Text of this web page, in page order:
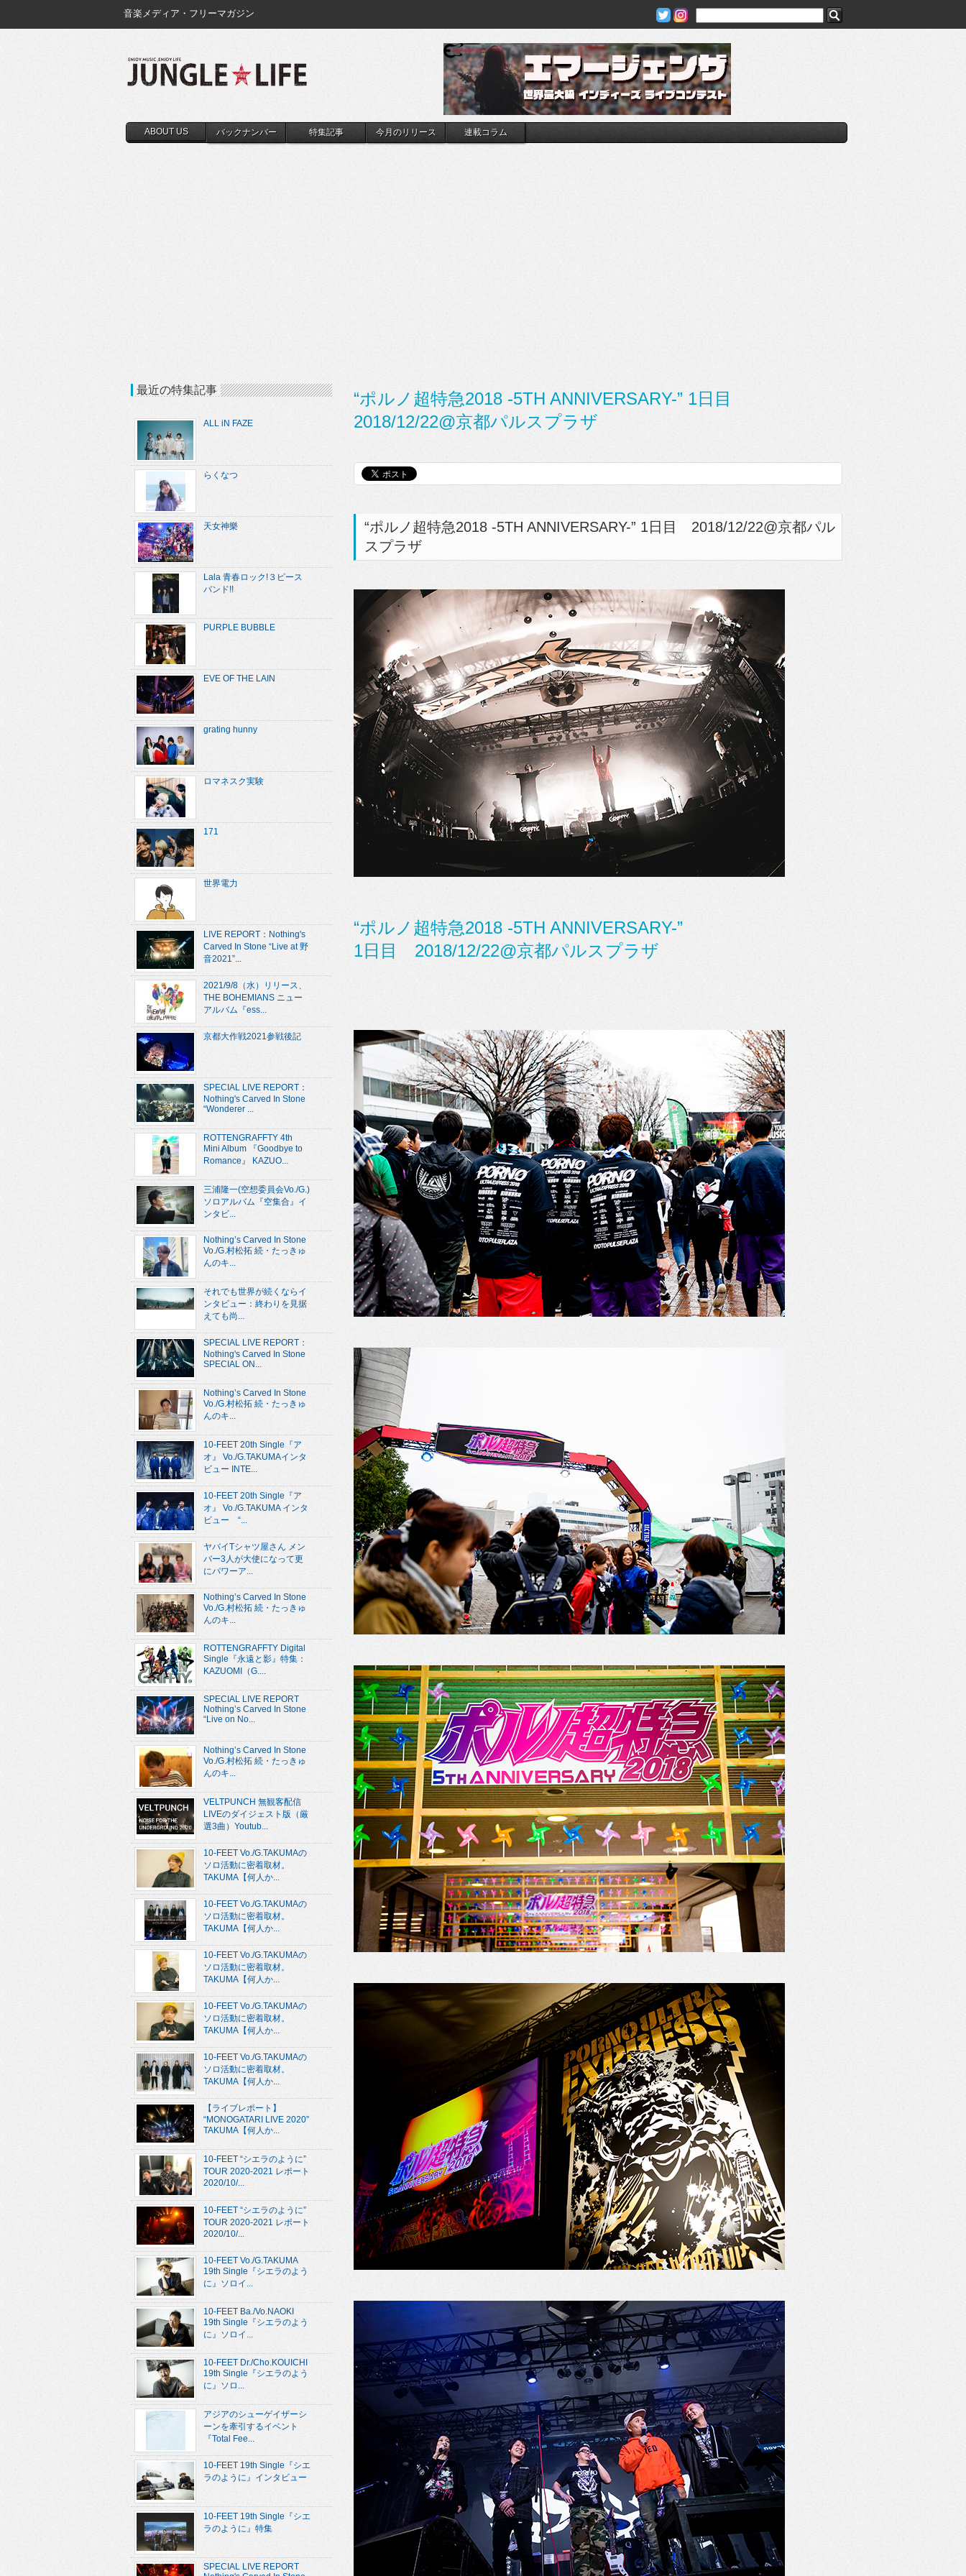
音楽メディア・フリーマガジン
ABOUT US バックナンバー 特集記事 今月のリリース 連載コラム
“ポルノ超特急2018 -5TH ANNIVERSARY-” 1日目
2018/12/22@京都パルスプラザ
“ポルノ超特急2018 -5TH ANNIVERSARY-” 1日目 2018/12/22@京都パル
スプラザ
“ポルノ超特急2018 -5TH ANNIVERSARY-”
1日目 2018/12/22@京都パルスプラザ
最近の特集記事
ALL iN FAZE
らくなつ
天女神樂
Lala 青春ロック!３ピース
バンド!!
PURPLE BUBBLE
EVE OF THE LAIN
grating hunny
ロマネスク実験
171
世界電力
LIVE REPORT：Nothing's
Carved In Stone “Live at 野
音2021”...
2021/9/8（水）リリース、
THE BOHEMIANS ニュー
アルバム『ess...
京都大作戦2021参戦後記
SPECIAL LIVE REPORT：
Nothing's Carved In Stone
“Wonderer ...
ROTTENGRAFFTY 4th
Mini Album 『Goodbye to
Romance』 KAZUO...
三浦隆一(空想委員会Vo./G.)
ソロアルバム『空集合』イ
ンタビ...
Nothing’s Carved In Stone
Vo./G.村松拓 続・たっきゅ
んのキ...
それでも世界が続くならイ
ンタビュー：終わりを見据
えても尚...
SPECIAL LIVE REPORT：
Nothing's Carved In Stone
SPECIAL ON...
Nothing’s Carved In Stone
Vo./G.村松拓 続・たっきゅ
んのキ...
10-FEET 20th Single『ア
オ』 Vo./G.TAKUMAインタ
ビュー INTE...
10-FEET 20th Single『ア
オ』 Vo./G.TAKUMA インタ
ビュー “...
ヤバイTシャツ屋さん メン
バー3人が大使になって更
にパワーア...
Nothing’s Carved In Stone
Vo./G.村松拓 続・たっきゅ
んのキ...
ROTTENGRAFFTY Digital
Single『永遠と影』特集：
KAZUOMI（G....
SPECIAL LIVE REPORT
Nothing’s Carved In Stone
“Live on No...
Nothing’s Carved In Stone
Vo./G.村松拓 続・たっきゅ
んのキ...
VELTPUNCH 無観客配信
LIVEのダイジェスト版（厳
選3曲）Youtub...
10-FEET Vo./G.TAKUMAの
ソロ活動に密着取材。
TAKUMA【何人か...
10-FEET Vo./G.TAKUMAの
ソロ活動に密着取材。
TAKUMA【何人か...
10-FEET Vo./G.TAKUMAの
ソロ活動に密着取材。
TAKUMA【何人か...
10-FEET Vo./G.TAKUMAの
ソロ活動に密着取材。
TAKUMA【何人か...
10-FEET Vo./G.TAKUMAの
ソロ活動に密着取材。
TAKUMA【何人か...
【ライブレポート】
“MONOGATARI LIVE 2020”
TAKUMA【何人か...
10-FEET “シエラのように”
TOUR 2020-2021 レポート
2020/10/...
10-FEET “シエラのように”
TOUR 2020-2021 レポート
2020/10/...
10-FEET Vo./G.TAKUMA
19th Single『シエラのよう
に』ソロイ...
10-FEET Ba./Vo.NAOKI
19th Single『シエラのよう
に』ソロイ...
10-FEET Dr./Cho.KOUICHI
19th Single『シエラのよう
に』ソロ...
アジアのシューゲイザーシ
ーンを牽引するイベント
『Total Fee...
10-FEET 19th Single『シエ
ラのように』インタビュー
10-FEET 19th Single『シエ
ラのように』特集
SPECIAL LIVE REPORT